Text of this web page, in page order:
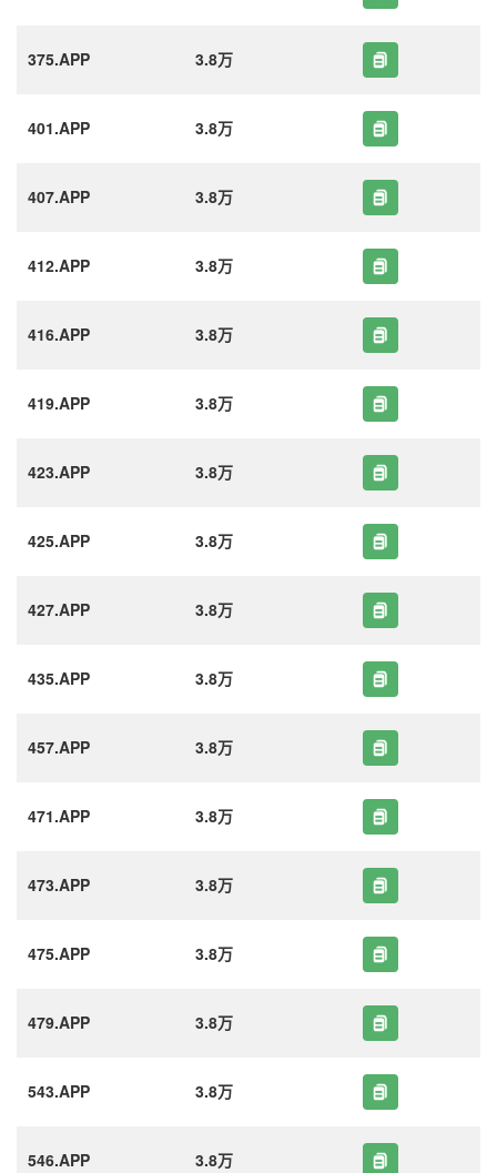
375.APP 3.8万
401.APP 3.8万
407.APP 3.8万
412.APP 3.8万
416.APP 3.8万
419.APP 3.8万
423.APP 3.8万
425.APP 3.8万
427.APP 3.8万
435.APP 3.8万
457.APP 3.8万
471.APP 3.8万
473.APP 3.8万
475.APP 3.8万
479.APP 3.8万
543.APP 3.8万
546.APP 3.8万